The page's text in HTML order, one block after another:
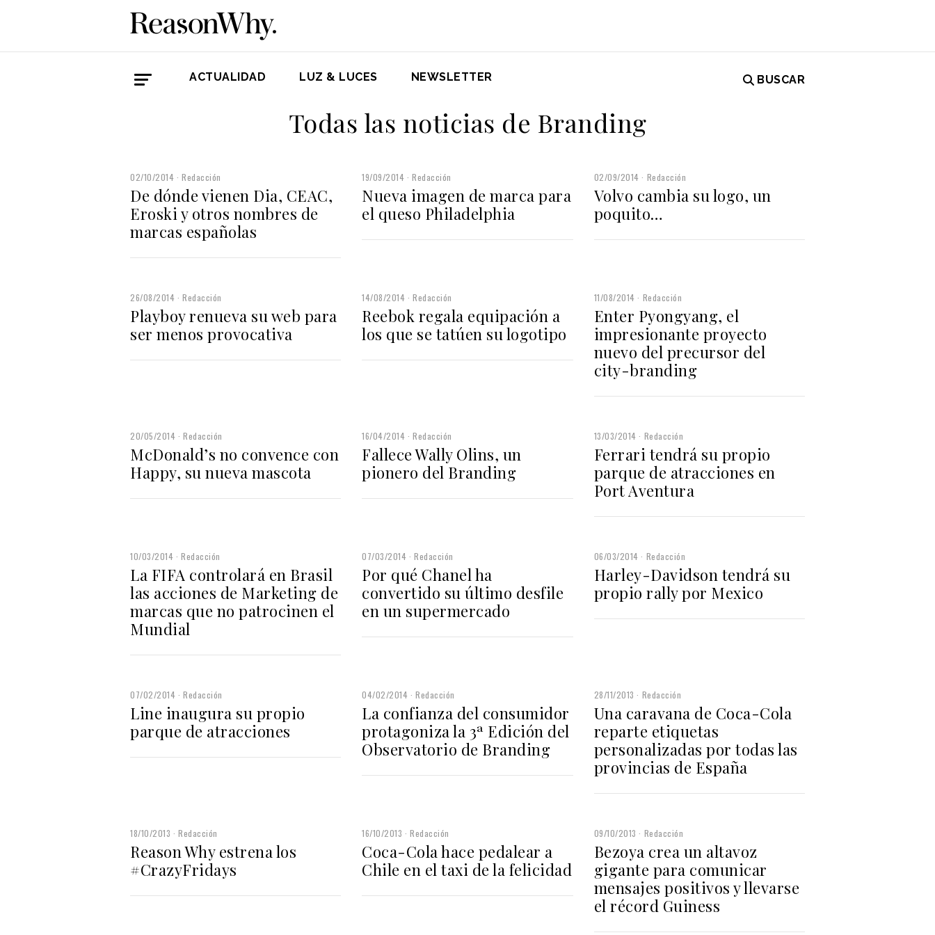
ACTUALIDAD LUZ & LUCES NEWSLETTER BUSCAR
Todas las noticias de Branding
02/10/2014 Redacción
De dónde vienen Dia, CEAC,
Eroski y otros nombres de
marcas españolas
19/09/2014 Redacción
Nueva imagen de marca para
el queso Philadelphia
02/09/2014 Redacción
Volvo cambia su logo, un
poquito…
26/08/2014 Redacción
Playboy renueva su web para
ser menos provocativa
14/08/2014 Redacción
Reebok regala equipación a
los que se tatúen su logotipo
11/08/2014 Redacción
Enter Pyongyang, el
impresionante proyecto
nuevo del precursor del
city-branding
20/05/2014 Redacción
McDonald’s no convence con
Happy, su nueva mascota
16/04/2014 Redacción
Fallece Wally Olins, un
pionero del Branding
13/03/2014 Redacción
Ferrari tendrá su propio
parque de atracciones en
Port Aventura
10/03/2014 Redacción
La FIFA controlará en Brasil
las acciones de Marketing de
marcas que no patrocinen el
Mundial
07/03/2014 Redacción
Por qué Chanel ha
convertido su último desfile
en un supermercado
06/03/2014 Redacción
Harley-Davidson tendrá su
propio rally por Mexico
07/02/2014 Redacción
Line inaugura su propio
parque de atracciones
04/02/2014 Redacción
La confianza del consumidor
protagoniza la 3ª Edición del
Observatorio de Branding
28/11/2013 Redacción
Una caravana de Coca-Cola
reparte etiquetas
personalizadas por todas las
provincias de España
18/10/2013 Redacción
Reason Why estrena los
#CrazyFridays
16/10/2013 Redacción
Coca-Cola hace pedalear a
Chile en el taxi de la felicidad
09/10/2013 Redacción
Bezoya crea un altavoz
gigante para comunicar
mensajes positivos y llevarse
el récord Guiness